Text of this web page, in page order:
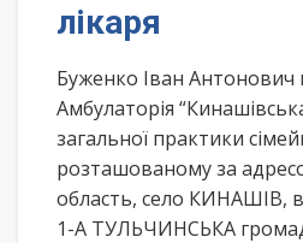
лікаря
Буженко Іван
Амбулаторія
загальної практики
розташованому за
область, село КИНАШІВ,
1-А ТУЛЬЧИНСЬКА